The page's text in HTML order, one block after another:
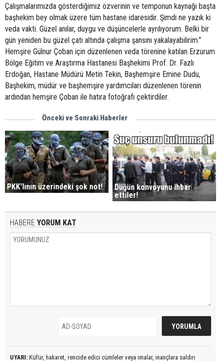
Çalışmalarımızda gösterdiğimiz özverinin ve temponun kaynağı başta
başhekim bey olmak üzere tüm hastane idaresidir. Şimdi ne yazık ki
veda vakti. Güzel anılar, duygu ve düşüncelerle ayrılıyorum. Belki bir
gün yeniden bu güzel çatı altında çalışma şansını yakalayabilirim.”
Hemşire Gülnur Çoban için düzenlenen veda törenine katılan Erzurum
Bölge Eğitim ve Araştırma Hastanesi Başhekimi Prof. Dr. Fazlı
Erdoğan, Hastane Müdürü Metin Tekin, Başhemşire Emine Dudu,
Başhekim, müdür ve başhemşire yardımcıları düzenlenen törenin
ardından hemşire Çoban ile hatıra fotoğrafı çektirdiler.
Önceki ve Sonraki Haberler
PKK'lının üzerindeki şok not!
Düğün konvoyunu ihbar
ettiler!
HABERE YORUM KAT
UYARI: Küfür, hakaret, rencide edici cümleler veya imalar, inançlara saldırı